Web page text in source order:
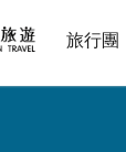
旅行團